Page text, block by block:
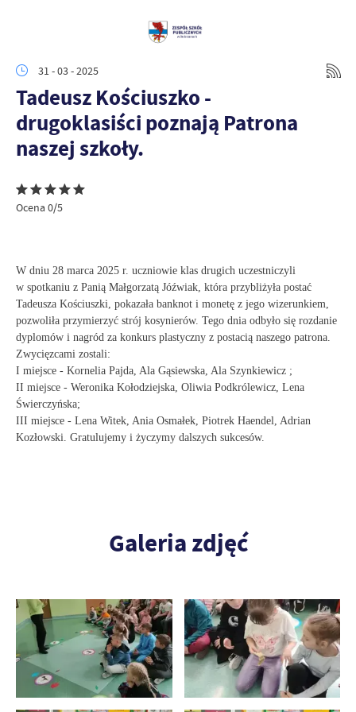
31 - 03 - 2025
Tadeusz Kościuszko -
drugoklasiści poznają Patrona
naszej szkoły.
Ocena 0/5
W dniu 28 marca 2025 r. uczniowie klas drugich uczestniczyli
w spotkaniu z Panią Małgorzatą Jóźwiak, która przybliżyła postać
Tadeusza Kościuszki, pokazała banknot i monetę z jego wizerunkiem,
pozwoliła przymierzyć strój kosynierów. Tego dnia odbyło się rozdanie
dyplomów i nagród za konkurs plastyczny z postacią naszego patrona.
Zwycięzcami zostali:
I miejsce - Kornelia Pajda, Ala Gąsiewska, Ala Szynkiewicz ;
II miejsce - Weronika Kołodziejska, Oliwia Podkrólewicz, Lena
Świerczyńska;
III miejsce - Lena Witek, Ania Osmałek, Piotrek Haendel, Adrian
Kozłowski. Gratulujemy i życzymy dalszych sukcesów.
Galeria zdjęć